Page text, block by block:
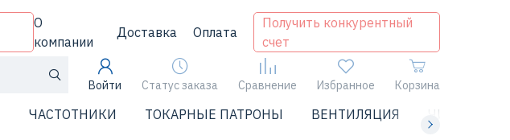
О
компании
Доставка Оплата
Получить конкурентный
счет
Войти Статус заказа Сравнение Избранное Корзина
ЧАСТОТНИКИ ТОКАРНЫЕ ПАТРОНЫ ВЕНТИЛЯЦИЯ ЧИЛЛЕРЫ